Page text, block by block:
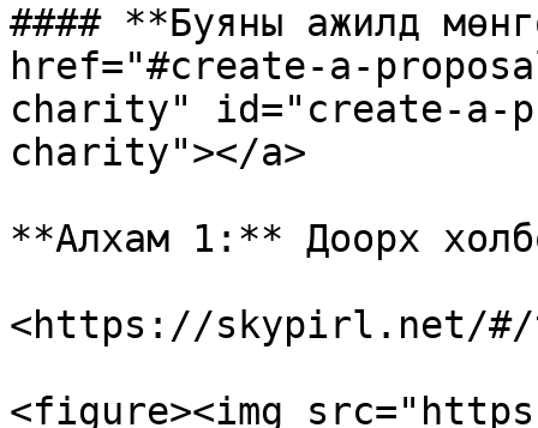
#### **Буяны ажилд
href="#create-a-
charity" id="create-a-
charity"></a>
**Алхам 1:** Доорх
<https://skypirl.net/#/
<figure><img